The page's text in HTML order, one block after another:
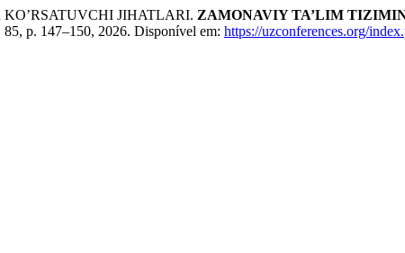
JIHATLARI. ZAMONAVIY TA’LIM
85, p. 147–150, 2026. Disponível em: https://uzconferences.org/